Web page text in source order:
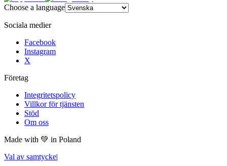
Choose a language
Sociala medier
Facebook
Instagram
X
Företag
Integritetspolicy
Villkor för tjänsten
Stöd
Om oss
Made with 💚 in Poland
Val av samtycke|